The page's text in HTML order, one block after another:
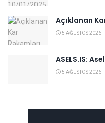
Açıklanan
5 AĞUSTOS 2026
ASELS.IS:
5 AĞUSTOS 2026